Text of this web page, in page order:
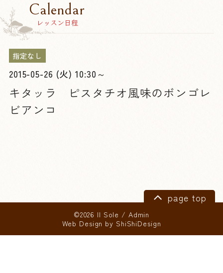
Calendar
レッスン日程
指定なし
2015-05-26 (火) 10:30～
キタッラ ピスタチオ風味のボンゴレ
ビアンコ
page top
©2026 Il Sole / Admin
Web Design by ShiShiDesign